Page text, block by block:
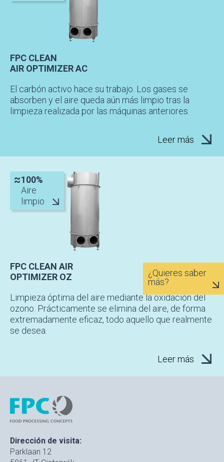
FPC CLEAN
AIR OPTIMIZER AC
El carbón activo hace su trabajo. Los gases se
absorben y el aire queda aún más limpio tras la
limpieza realizada por las máquinas anteriores.
Leer más
100%
Aire
limpio
FPC CLEAN AIR
OPTIMIZER OZ
Limpieza óptima del aire mediante la oxidación del
ozono. Prácticamente se elimina del aire, de forma
extremadamente eficaz, todo aquello que realmente
se desea.
Leer más
¿Quieres saber
más?
Dirección de visita:
Parklaan 12